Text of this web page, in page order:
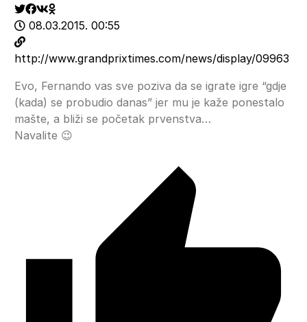
08.03.2015. 00:55
http://www.grandprixtimes.com/news/display/09963
Evo, Fernando vas sve poziva da se igrate igre “gdje
(kada) se probudio danas” jer mu je kaže ponestalo
mašte, a bliži se početak prvenstva…
Navalite 😉